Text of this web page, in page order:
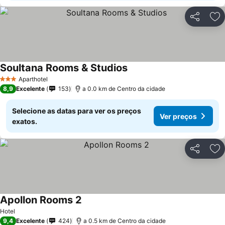
Partilhar
3 EstrelasAparthotel
Soultana Rooms & Studios
8,9 Excelente 153 a 0.0 km de Centro da cidade
Selecione as datas para ver os preços
exatos.
Ver preços
Partilhar
Hotel
Apollon Rooms 2
9,4 Excelente 424 a 0.5 km de Centro da cidade